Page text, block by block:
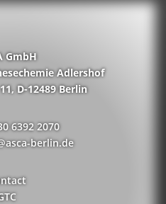
GmbH
Adlershof
D-12489 Berlin
6392 2070
berlin.de